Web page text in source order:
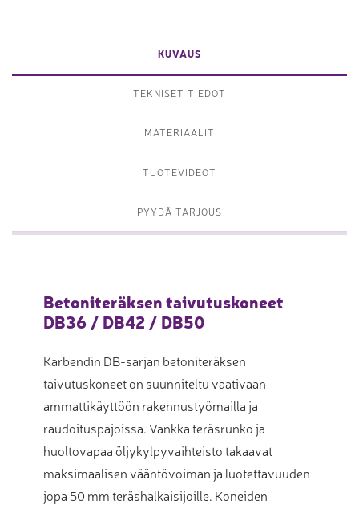
KUVAUS
TEKNISET TIEDOT
MATERIAALIT
TUOTEVIDEOT
PYYDÄ TARJOUS
Betoniteräksen taivutuskoneet
DB36 / DB42 / DB50
Karbendin DB-sarjan betoniteräksen
taivutuskoneet on suunniteltu vaativaan
ammattikäyttöön rakennustyömailla ja
raudoituspajoissa. Vankka teräsrunko ja
huoltovapaa öljykylpyvaihteisto takaavat
maksimaalisen vääntövoiman ja luotettavuuden
jopa 50 mm teräshalkaisijoille. Koneiden